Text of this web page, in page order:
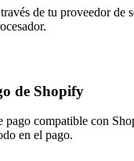
de tu proveedor de
de Shopify
compatible con
en el pago.